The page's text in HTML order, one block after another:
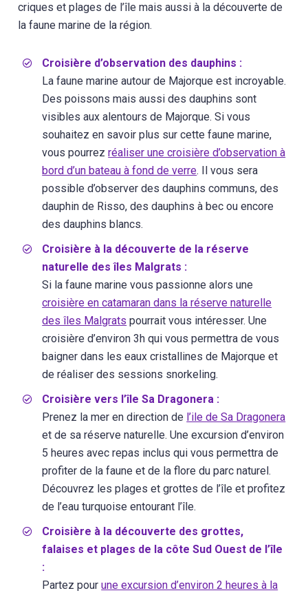
criques et plages de l’île mais aussi à la découverte de
la faune marine de la région.
Croisière d’observation des dauphins :
La faune marine autour de Majorque est incroyable.
Des poissons mais aussi des dauphins sont
visibles aux alentours de Majorque. Si vous
souhaitez en savoir plus sur cette faune marine,
vous pourrezréaliser une croisière d’observation à
bord d’un bateau à fond de verre. Il vous sera
possible d’observer des dauphins communs, des
dauphin de Risso, des dauphins à bec ou encore
des dauphins blancs.
Croisière à la découverte de la réserve
naturelle des îles Malgrats :
Si la faune marine vous passionne alors une
croisière en catamaran dans la réserve naturelle
des îles Malgrats pourrait vous intéresser. Une
croisière d’environ 3h qui vous permettra de vous
baigner dans les eaux cristallines de Majorque et
de réaliser des sessions snorkeling.
Croisière vers l’île Sa Dragonera :
Prenez la mer en direction de l’ile de Sa Dragonera
et de sa réserve naturelle. Une excursion d’environ
5 heures avec repas inclus qui vous permettra de
profiter de la faune et de la flore du parc naturel.
Découvrez les plages et grottes de l’île et profitez
de l’eau turquoise entourant l’île.
Croisière à la découverte des grottes,
falaises et plages de la côte Sud Ouest de l’île
:
Partez pourune excursion d’environ 2 heures à la